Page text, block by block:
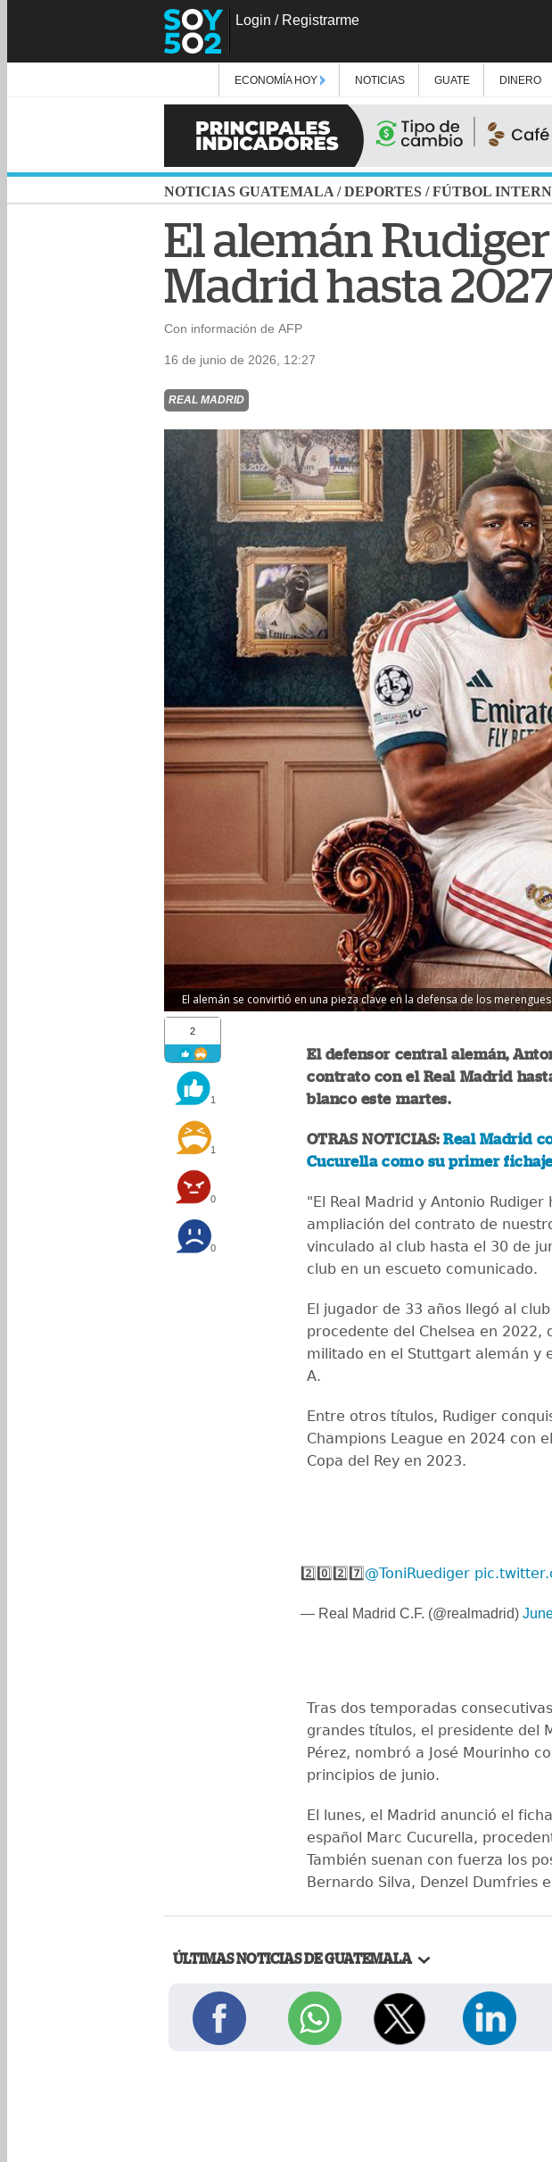
Login / Registrarme
ECONOMÍA HOY NOTICIAS GUATE DINERO
NOTICIAS GUATEMALA /DEPORTES /FÚTBOL
El alemán
Madrid hasta
Con información de AFP
16 de junio de 2026, 12:27
REAL MADRID
El alemán se convirtió en una pieza clave en la defensa de los
2
1
1
0
0
El defensor central alemán,
contrato con el Real Madrid
blanco este martes.
OTRAS NOTICIAS:Real Madrid
Cucurella como su primer
"El Real Madrid y Antonio Rudiger
ampliación del contrato de
vinculado al club hasta el 30 de
club en un escueto comunicado.
El jugador de 33 años llegó al
procedente del Chelsea en 2022,
militado en el Stuttgart alemán y
A.
Entre otros títulos, Rudiger
Champions League en 2024 con
Copa del Rey en 2023.
2️⃣0️⃣2️⃣7️⃣ @ToniRuediger
— Real Madrid C.F. (@realmadrid)
Tras dos temporadas
grandes títulos, el presidente del
Pérez, nombró a José Mourinho
principios de junio.
El lunes, el Madrid anunció el
español Marc Cucurella,
También suenan con fuerza los
Bernardo Silva, Denzel Dumfries
ÚLTIMAS NOTICIAS DE GUATEMALA